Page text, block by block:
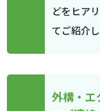
どをヒア
てご紹介し
外構・エ